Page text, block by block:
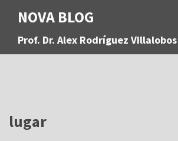
a
NOVA BLOG
Prof. Dr. Alex Rodríguez Villalobos
lugar